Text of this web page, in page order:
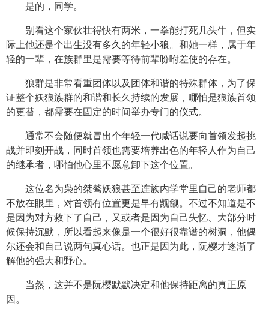
是的，同学。
别看这个家伙壮得快有两米，一拳能打死几头牛，但实
际上他还是个出生没有多久的年轻小狼。和她一样，属于年
轻的一辈，在族群里是需要等待前辈吩咐差使的存在。
狼群是非常看重团体以及团体和谐的特殊群体，为了保
证整个妖狼族群的和谐和长久持续的发展，哪怕是狼族首领
的更替，都需要在固定的时间举办专门的仪式。
通常不会随便就冒出个年轻一代喊话说要向首领发起挑
战并即刻开战，同时首领也需要培养出色的年轻人作为自己
的继承者，哪怕他心里不愿意卸下这个位置。
这位名为枭的桀骜妖狼甚至连族内学堂里自己的老师都
不放在眼里，对首领有位置更是早有觊觎。不过不知道是不
是因为对方救下了自己，又或者是因为自己失忆、大部分时
候保持沉默，所以看起来像是一个很好很靠谱的树洞，他偶
尔还会和自己说两句真心话。也正是因为此，阮樱才逐渐了
解他的强大和野心。
当然，这并不是阮樱默默决定和他保持距离的真正原
因。